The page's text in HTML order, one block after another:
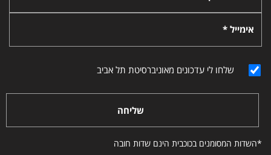
אימייל *
שלחו לי עדכונים מאוניברסיטת תל אביב
שליחה
*השדות המסומנים בכוכבית הינם שדות חובה